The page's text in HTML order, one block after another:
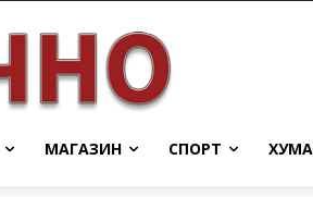
МАГАЗИН СПОРТ